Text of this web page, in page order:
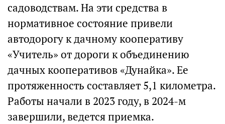
садоводствам. На эти средства в
нормативное состояние привели
автодорогу к дачному кооперативу
«Учитель» от дороги к объединению
дачных кооперативов «Дунайка». Ее
протяженность составляет 5,1 километра.
Работы начали в 2023 году, в 2024-м
завершили, ведется приемка.